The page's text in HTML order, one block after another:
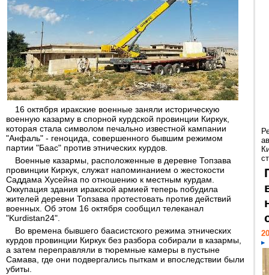
16 октября иракские военные заняли историческую
военную казарму в спорной курдской провинции Киркук,
которая стала символом печально известной кампании
"Анфаль" - геноцида, совершенного бывшим режимом
партии "Баас" против этнических курдов.
Военные казармы, расположенные в деревне Топзава
провинции Киркук, служат напоминанием о жестокости
Саддама Хусейна по отношению к местным курдам.
Оккупация здания иракской армией теперь побудила
жителей деревни Топзава протестовать против действий
военных. Об этом 16 октября сообщил телеканал
"Kurdistan24".
Во времена бывшего баасистского режима этнических
курдов провинции Киркук без разбора собирали в казармы,
а затем переправляли в тюремные камеры в пустыне
Самава, где они подвергались пыткам и впоследствии были
убиты.